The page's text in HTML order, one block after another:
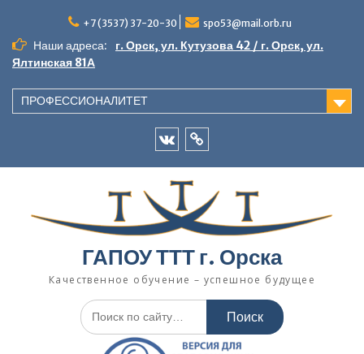
содержимому
+7 (3537) 37-20-30 spo53@mail.orb.ru
Наши адреса:
г. Орск, ул. Кутузова 42 / г. Орск, ул.
Ялтинская 81А
ПРОФЕССИОНАЛИТЕТ
ГАПОУ ТТТ г. Орска
Качественное обучение – успешное будущее
Искать: